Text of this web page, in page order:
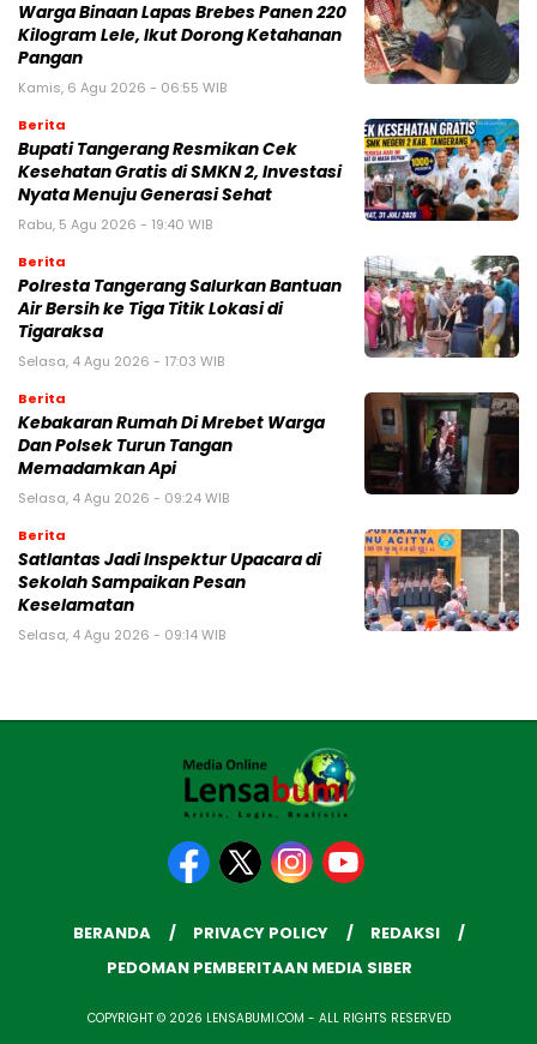
Warga Binaan Lapas Brebes Panen 220
Kilogram Lele, Ikut Dorong Ketahanan
Pangan
Kamis, 6 Agu 2026 - 06:55 WIB
Berita
‎Bupati Tangerang Resmikan Cek
Kesehatan Gratis di SMKN 2, Investasi
Nyata Menuju Generasi Sehat
Rabu, 5 Agu 2026 - 19:40 WIB
Berita
Polresta Tangerang Salurkan Bantuan
Air Bersih ke Tiga Titik Lokasi di
Tigaraksa
Selasa, 4 Agu 2026 - 17:03 WIB
Berita
Kebakaran Rumah Di Mrebet Warga
Dan Polsek Turun Tangan
Memadamkan Api
Selasa, 4 Agu 2026 - 09:24 WIB
Berita
Satlantas Jadi Inspektur Upacara di
Sekolah Sampaikan Pesan
Keselamatan
Selasa, 4 Agu 2026 - 09:14 WIB
BERANDA PRIVACY POLICY
REDAKSI
PEDOMAN PEMBERITAAN MEDIA SIBER
COPYRIGHT © 2026 LENSABUMI.COM - ALL RIGHTS RESERVED